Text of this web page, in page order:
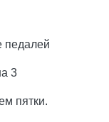
педалей
3
пятки.